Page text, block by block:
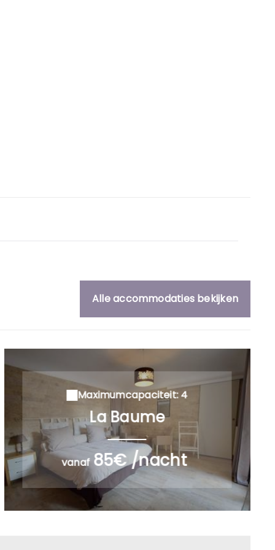
Alle accommodaties bekijken
Maximumcapaciteit: 4
La Baume
vanaf 85€ /nacht